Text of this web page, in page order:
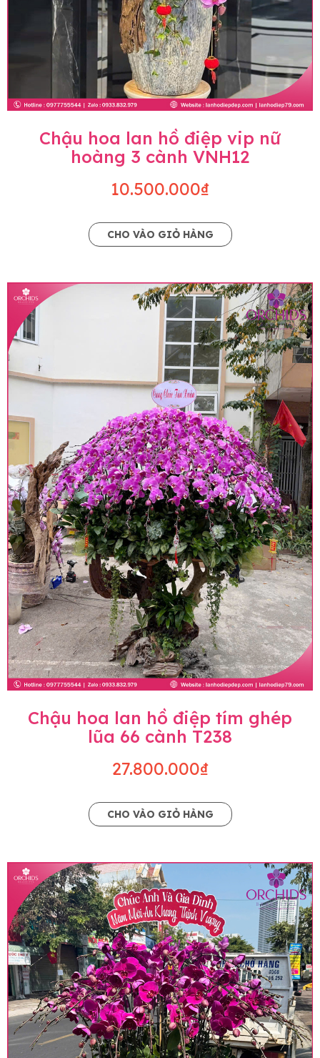
Chậu hoa lan hồ điệp vip nữ
hoàng 3 cành VNH12
10.500.000₫
CHO VÀO GIỎ HÀNG
Chậu hoa lan hồ điệp tím ghép
lũa 66 cành T238
27.800.000₫
CHO VÀO GIỎ HÀNG